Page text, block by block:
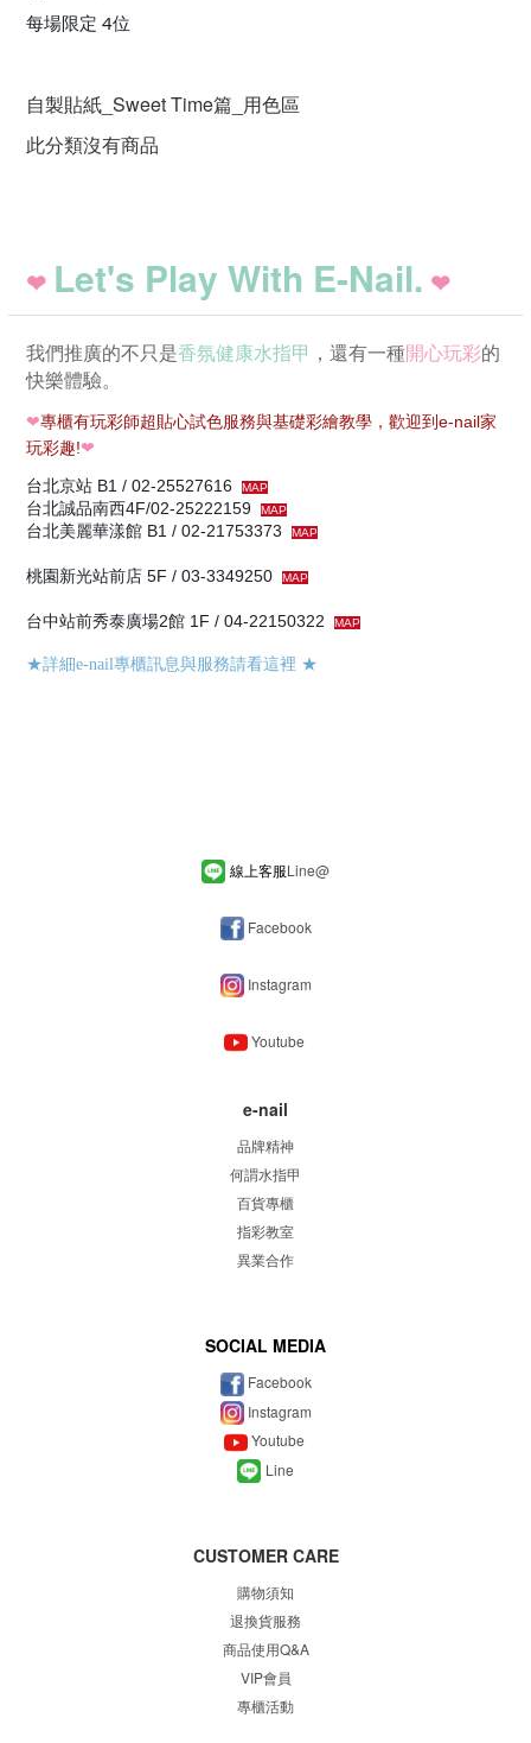
每場限定 4位
自製貼紙_Sweet Time篇_用色區
此分類沒有商品
❤ Let's Play With E-Nail. ❤
我們推廣的不只是香氛健康水指甲 ，還有一種開心玩彩的
快樂體驗。
❤專櫃有玩彩師超貼心試色服務與基礎彩繪教學，歡迎到e-nail家
玩彩趣!❤
台北京站 B1 / 02-25527616
MAP
台北誠品南西4F/02-25222159 MAP
台北美麗華漾館 B1 / 02-21753373 MAP
桃園新光站前店 5F / 03-3349250 MAP
台中站前秀泰廣場2館 1F / 04-22150322 MAP
★詳細e-nail專櫃訊息與服務請看這裡 ★
線上客服Line@
Facebook
Instagram
Youtube
e-nail
品牌精神
何謂水指甲
百貨專櫃
指彩教室
異業合作
SOCIAL MEDIA
Facebook
Instagram
Youtube
Line
CUSTOMER CARE
購物須知
退換貨服務
商品使用Q&A
VIP會員
專櫃活動